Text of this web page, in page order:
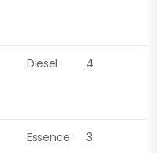
Diesel 4
Essence 3